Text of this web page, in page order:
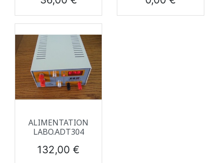
ALIMENTATION
LABO.ADT304
Prix
132,00 €